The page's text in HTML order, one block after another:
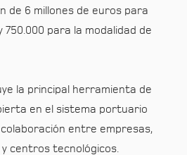
de 6 millones de euros para
para la modalidad de
la principal herramienta de
en el sistema portuario
entre empresas,
centros tecnológicos.